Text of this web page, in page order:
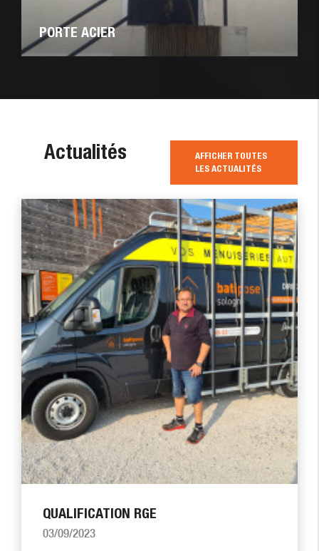
PORTE ACIER
Actualités
AFFICHER TOUTES
LES ACTUALITÉS
QUALIFICATION RGE
03/09/2023